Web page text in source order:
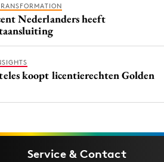
Nederlanders heeft
koopt licentierechten Golden
Service & Contact